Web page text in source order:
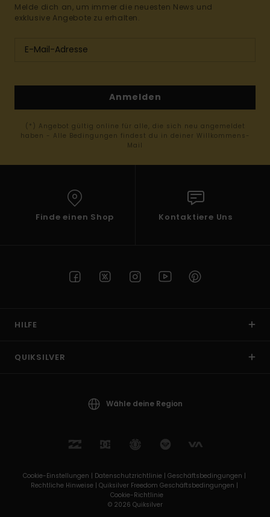
Melde dich an, um immer die neuesten News und
exklusive Angebote zu erhalten.
Anmelden
(*) Angebot gültig online für alle, die sich neu angemeldet
haben - Alle Bedingungen findest du in deiner Willkommens-
Mail
Finde einen Shop Kontaktiere Uns
HILFE
QUIKSILVER
Wähle deine Region
Cookie-Einstellungen | Datenschutzrichtlinie | Geschäftsbedingungen |
Rechtliche Hinweise | Quiksilver Freedom Geschäftsbedingungen |
Cookie-Richtlinie
© 2026 Quiksilver